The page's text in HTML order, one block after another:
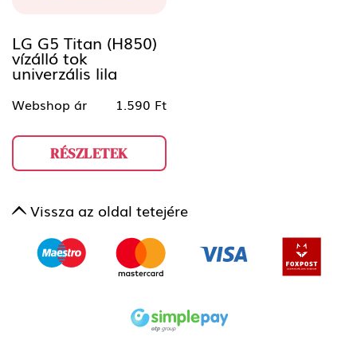
LG G5 Titan (H850)
vízálló tok
univerzális lila
Webshop ár 1.590 Ft
RÉSZLETEK
Vissza az oldal tetejére